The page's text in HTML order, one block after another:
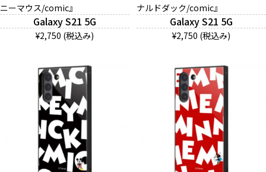
ニーマウス/comic』
Galaxy S21 5G
¥2,750 (税込み)
ナルドダック/comic』
Galaxy S21 5G
¥2,750 (税込み)